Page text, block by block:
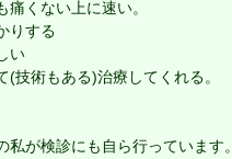
痛くない上に速い。
りする
い
(技術もある)治療してくれる。
私が検診にも自ら行っています。